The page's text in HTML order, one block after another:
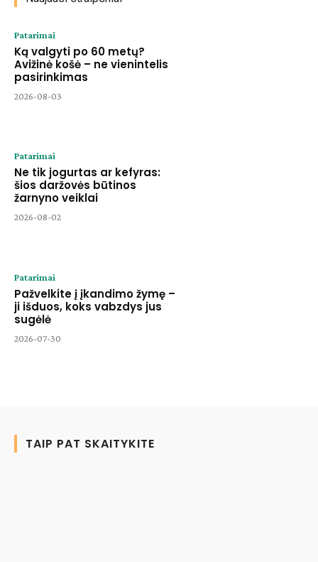
Patarimai
Ką valgyti po 60 metų?
Avižinė košė – ne vienintelis
pasirinkimas
2026-08-03
Patarimai
Ne tik jogurtas ar kefyras:
šios daržovės būtinos
žarnyno veiklai
2026-08-02
Patarimai
Pažvelkite į įkandimo žymę –
ji išduos, koks vabzdys jus
sugėlė
2026-07-30
TAIP PAT SKAITYKITE